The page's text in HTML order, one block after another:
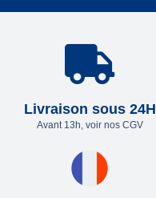
Livraison sous 24H
Avant 13h, voir nos CGV